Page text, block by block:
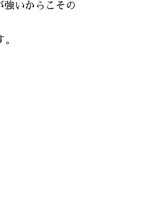
いからこその